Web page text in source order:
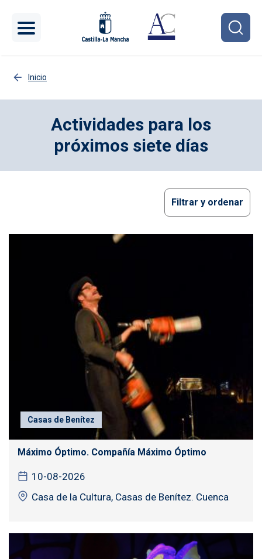
Inicio
Actividades para los
próximos siete días
Filtrar y ordenar
Casas de Benítez
Máximo Óptimo. Compañía Máximo Óptimo
10-08-2026
Casa de la Cultura, Casas de Benítez. Cuenca